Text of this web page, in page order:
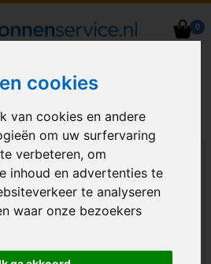
cookies
van cookies en andere
om uw surfervaring
verbeteren, om
inhoud en advertenties te
te analyseren
waar onze bezoekers
0